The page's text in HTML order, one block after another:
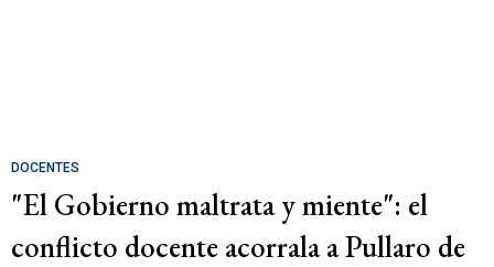
DOCENTES
"El Gobierno maltrata y miente": el
conflicto docente acorrala a Pullaro de